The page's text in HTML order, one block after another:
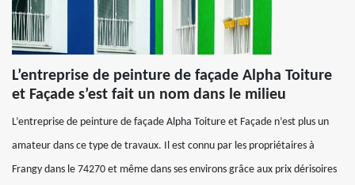
L’entreprise de peinture de façade Alpha Toiture
et Façade s’est fait un nom dans le milieu
L’entreprise de peinture de façade Alpha Toiture et Façade n’est plus un
amateur dans ce type de travaux. Il est connu par les propriétaires à
Frangy dans le 74270 et même dans ses environs grâce aux prix dérisoires